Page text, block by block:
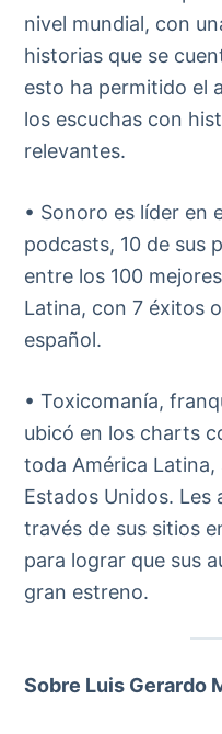
nivel mundial, con
historias que se
esto ha permitido el
los escuchas con
relevantes.
• Sonoro es líder en
podcasts, 10 de sus
entre los 100
Latina, con 7 éxitos
español.
​​• Toxicomanía,
ubicó en los charts
toda América Latina,
Estados Unidos. Les
través de sus sitios
para lograr que sus
gran estreno.
Sobre Luis Gerardo